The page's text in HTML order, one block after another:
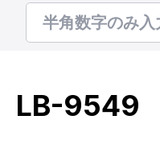
ログイン・新規会員登録
お気に入り
LB-9549